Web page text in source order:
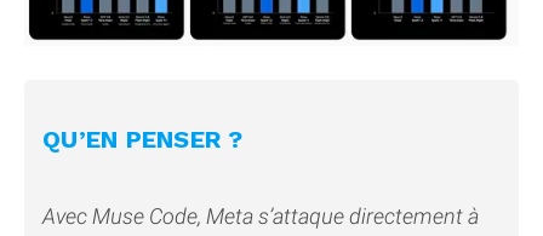
QU’EN PENSER ?
Avec Muse Code, Meta s’attaque directement à